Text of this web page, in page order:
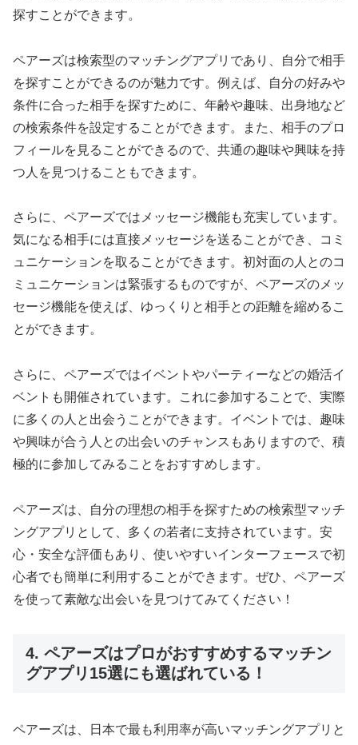
探すことができます。
ペアーズは検索型のマッチングアプリであり、自分で相手
を探すことができるのが魅力です。例えば、自分の好みや
条件に合った相手を探すために、年齢や趣味、出身地など
の検索条件を設定することができます。また、相手のプロ
フィールを見ることができるので、共通の趣味や興味を持
つ人を見つけることもできます。
さらに、ペアーズではメッセージ機能も充実しています。
気になる相手には直接メッセージを送ることができ、コミ
ュニケーションを取ることができます。初対面の人とのコ
ミュニケーションは緊張するものですが、ペアーズのメッ
セージ機能を使えば、ゆっくりと相手との距離を縮めるこ
とができます。
さらに、ペアーズではイベントやパーティーなどの婚活イ
ベントも開催されています。これに参加することで、実際
に多くの人と出会うことができます。イベントでは、趣味
や興味が合う人との出会いのチャンスもありますので、積
極的に参加してみることをおすすめします。
ペアーズは、自分の理想の相手を探すための検索型マッチ
ングアプリとして、多くの若者に支持されています。安
心・安全な評価もあり、使いやすいインターフェースで初
心者でも簡単に利用することができます。ぜひ、ペアーズ
を使って素敵な出会いを見つけてみてください！
4. ペアーズはプロがおすすめするマッチン
グアプリ15選にも選ばれている！
ペアーズは、日本で最も利用率が高いマッチングアプリと